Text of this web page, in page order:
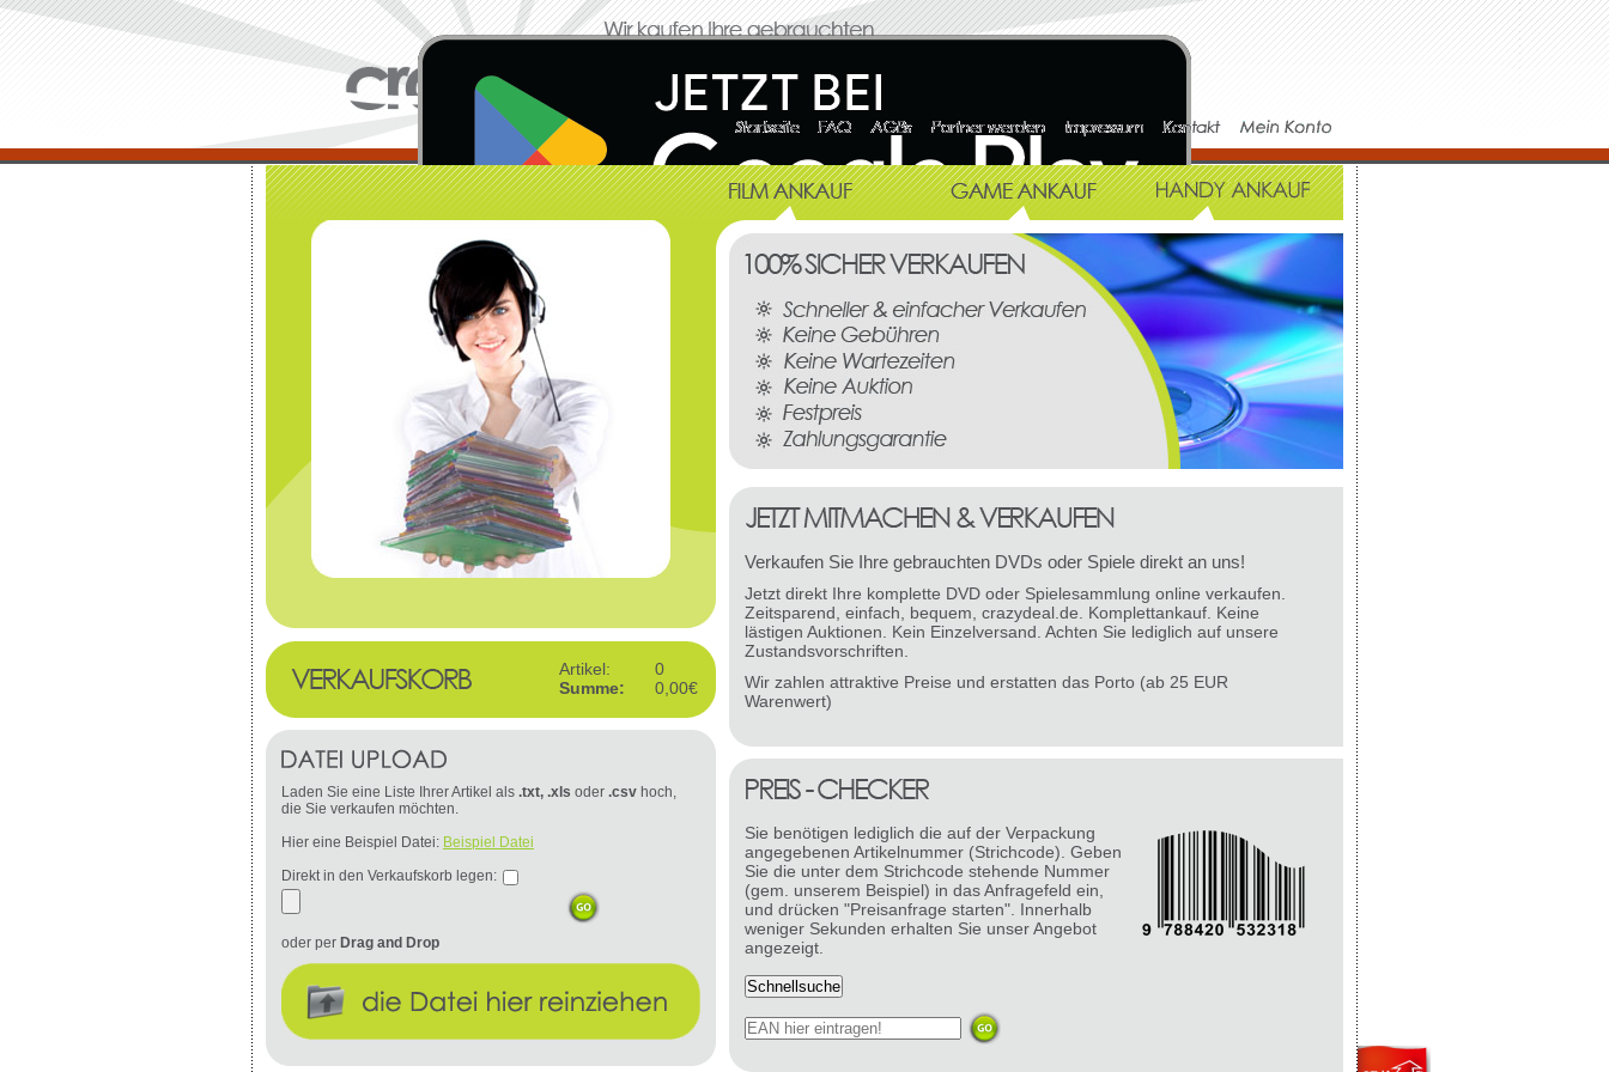
Verkaufen Sie Ihre gebrauchten DVDs oder Spiele direkt an uns!
Jetzt direkt Ihre komplette DVD oder Spielesammlung online verkaufen.
Zeitsparend, einfach, bequem, crazydeal.de. Komplettankauf. Keine
lästigen Auktionen. Kein Einzelversand. Achten Sie lediglich auf unsere
Zustandsvorschriften.
Wir zahlen attraktive Preise und erstatten das Porto (ab 25 EUR
Warenwert)
Sie benötigen lediglich die auf der Verpackung
angegebenen Artikelnummer (Strichcode). Geben
Sie die unter dem Strichcode stehende Nummer
(gem. unserem Beispiel) in das Anfragefeld ein,
und drücken "Preisanfrage starten". Innerhalb
weniger Sekunden erhalten Sie unser Angebot
angezeigt.
Artikel:
0
Summe:
0,00€
Laden Sie eine Liste Ihrer Artikel als .txt, .xls oder .csv hoch,
die Sie verkaufen möchten.
Hier eine Beispiel Datei: Beispiel Datei
Direkt in den Verkaufskorb legen:
oder per Drag and Drop